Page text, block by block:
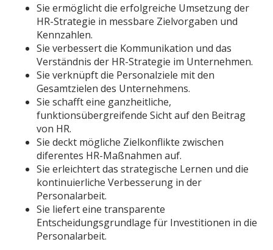
Sie ermöglicht die erfolgreiche Umsetzung der
HR-Strategie in messbare Zielvorgaben und
Kennzahlen.
Sie verbessert die Kommunikation und das
Verständnis der HR-Strategie im Unternehmen.
Sie verknüpft die Personalziele mit den
Gesamtzielen des Unternehmens.
Sie schafft eine ganzheitliche,
funktionsübergreifende Sicht auf den Beitrag
von HR.
Sie deckt mögliche Zielkonflikte zwischen
diferentes HR-Maßnahmen auf.
Sie erleichtert das strategische Lernen und die
kontinuierliche Verbesserung in der
Personalarbeit.
Sie liefert eine transparente
Entscheidungsgrundlage für Investitionen in die
Personalarbeit.